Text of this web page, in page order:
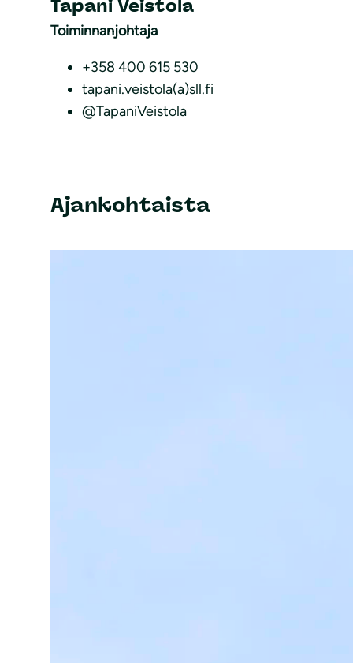
Toiminnanjohtaja
Tapani Veistola
+358 400 615 530
tapani.veistola(a)sll.fi
@TapaniVeistola
Ajankohtaista